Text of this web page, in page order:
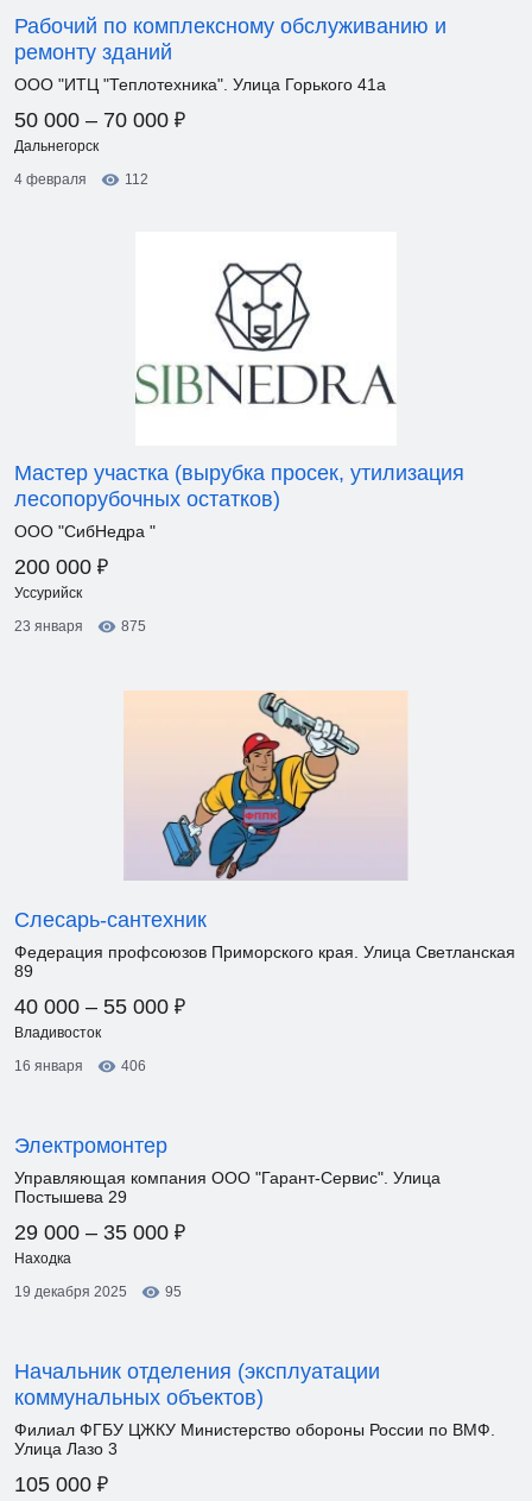
Рабочий по комплексному обслуживанию и
ремонту зданий
ООО "ИТЦ "Теплотехника". Улица Горького 41а
50 000 – 70 000 ₽
Дальнегорск
4 февраля
112
Мастер участка (вырубка просек, утилизация
лесопорубочных остатков)
ООО "СибНедра "
200 000 ₽
Уссурийск
23 января
875
Слесарь-сантехник
Федерация профсоюзов Приморского края. Улица Светланская
89
40 000 – 55 000 ₽
Владивосток
16 января
406
Электромонтер
Управляющая компания ООО "Гарант-Сервис". Улица
Постышева 29
29 000 – 35 000 ₽
Находка
19 декабря 2025
95
Начальник отделения (эксплуатации
коммунальных объектов)
Филиал ФГБУ ЦЖКУ Министерство обороны России по ВМФ.
Улица Лазо 3
105 000 ₽